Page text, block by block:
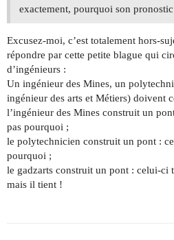
exactement, pourquoi son
Excusez-moi, c’est totalement hors-
répondre par cette petite blague qui
d’ingénieurs :
Un ingénieur des Mines, un
ingénieur des arts et Métiers) doivent
l’ingénieur des Mines construit un
pas pourquoi ;
le polytechnicien construit un pont :
pourquoi ;
le gadzarts construit un pont : celui-ci
mais il tient !